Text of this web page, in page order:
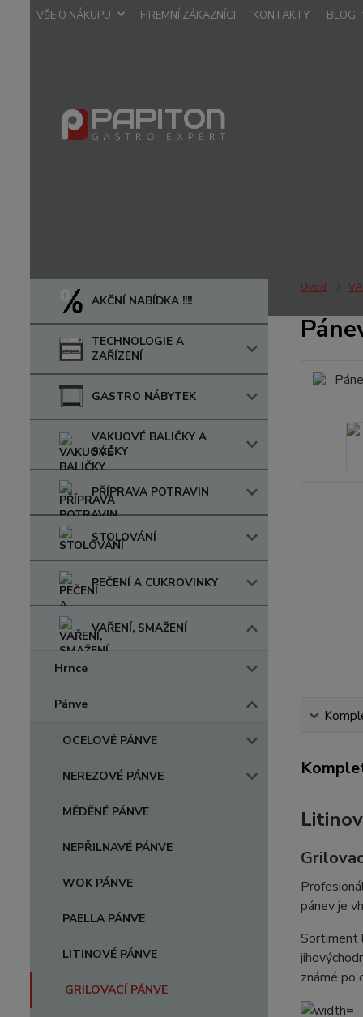
VŠE O NÁKUPU FIREMNÍ ZÁKAZNÍCI KONTAKTY BLOG
AKČNÍ NABÍDKA !!!!
TECHNOLOGIE A
ZAŘÍZENÍ
GASTRO NÁBYTEK
VAKUOVÉ BALIČKY A
SÁČKY
PŘÍPRAVA POTRAVIN
STOLOVÁNÍ
PEČENÍ A CUKROVINKY
VAŘENÍ, SMAŽENÍ
Hrnce
Pánve
OCELOVÉ PÁNVE
NEREZOVÉ PÁNVE
MĚDĚNÉ PÁNVE
NEPŘILNAVÉ PÁNVE
WOK PÁNVE
PAELLA PÁNVE
LITINOVÉ PÁNVE
GRILOVACÍ PÁNVE
Úvod
pánev je
Sortiment
známé po